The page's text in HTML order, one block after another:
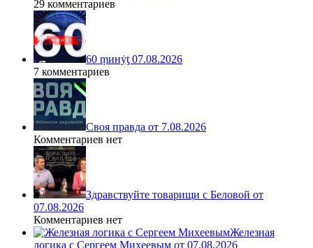
29 комментариев
60 ṃинẏƫ 07.08.2026
7 комментариев
Своя правда от 7.08.2026
Комментариев нет
Здравствуйте товарищи с Беловой от
07.08.2026
Комментариев нет
Железная
логика с Сергеем Михеевым от 07.08.2026